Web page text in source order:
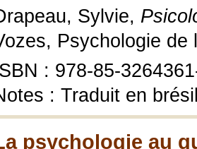
Sylvie,
Psychologie de
: 978-85-
: Traduit en
psychologie au